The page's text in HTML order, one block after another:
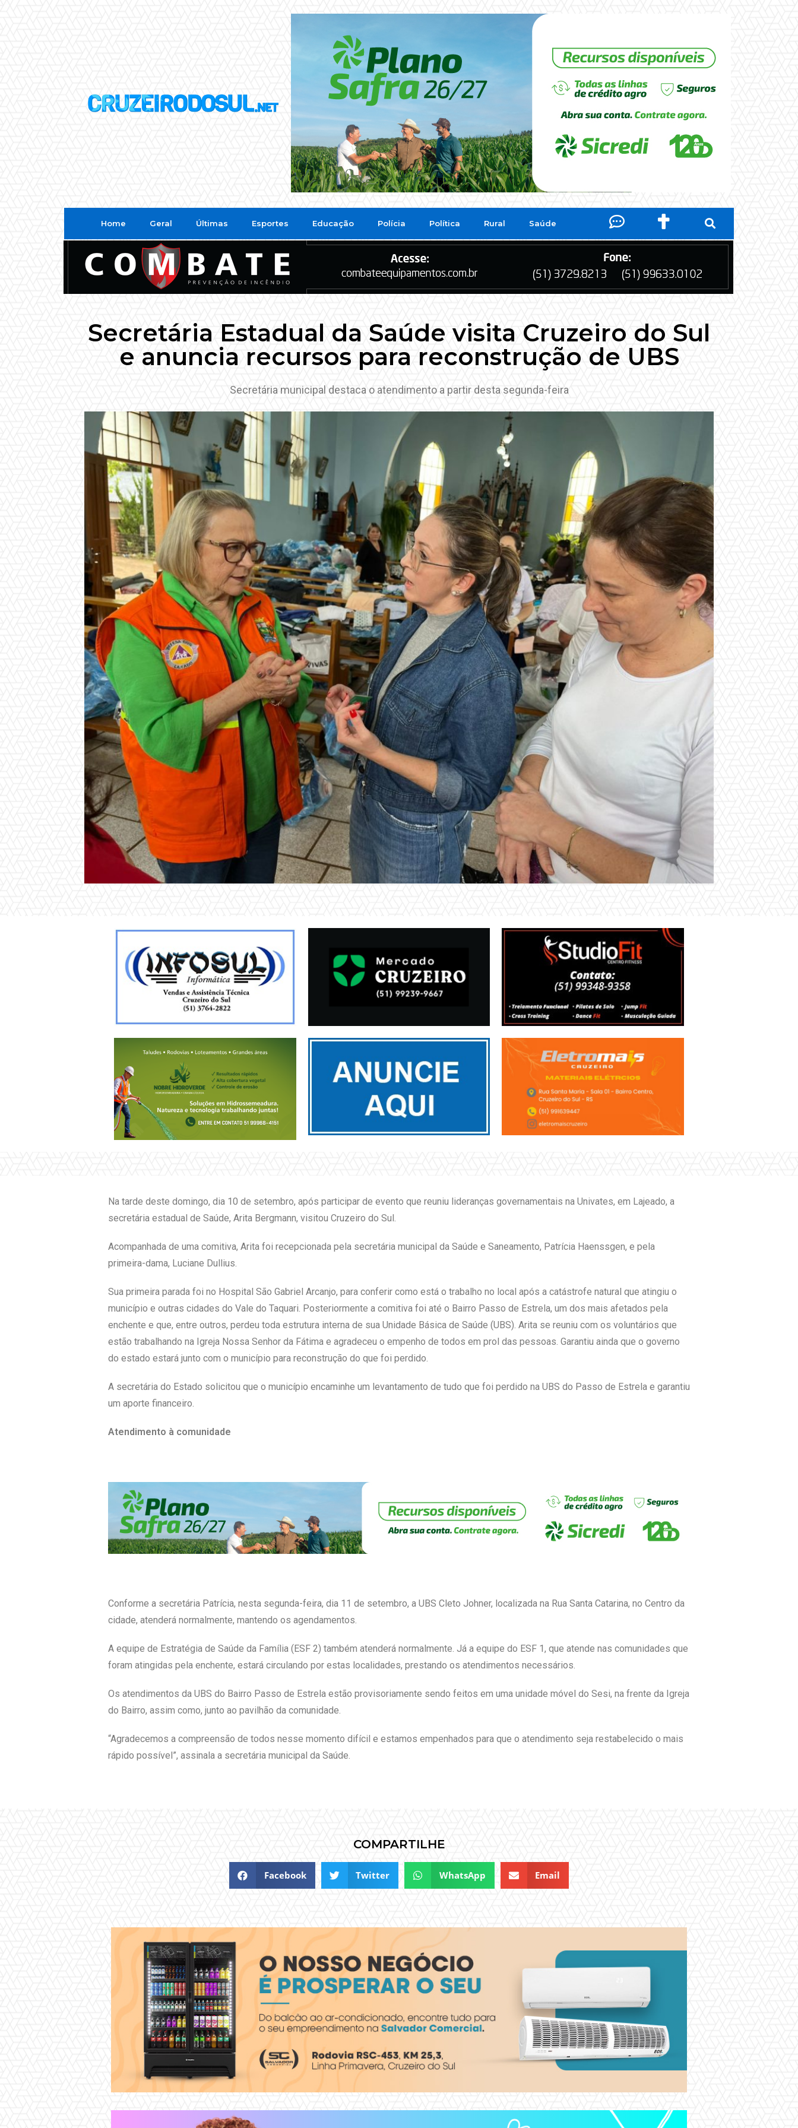
Home Geral Últimas Esportes Educação Polícia Política Rural Saúde
Secretária Estadual da Saúde visita Cruzeiro do Sul
e anuncia recursos para reconstrução de UBS
Secretária municipal destaca o atendimento a partir desta segunda-feira
Na tarde deste domingo, dia 10 de setembro, após participar de evento que reuniu lideranças governamentais na Univates, em Lajeado, a
secretária estadual de Saúde, Arita Bergmann, visitou Cruzeiro do Sul.
Acompanhada de uma comitiva, Arita foi recepcionada pela secretária municipal da Saúde e Saneamento, Patrícia Haenssgen, e pela
primeira-dama, Luciane Dullius.
Sua primeira parada foi no Hospital São Gabriel Arcanjo, para conferir como está o trabalho no local após a catástrofe natural que atingiu o
município e outras cidades do Vale do Taquari. Posteriormente a comitiva foi até o Bairro Passo de Estrela, um dos mais afetados pela
enchente e que, entre outros, perdeu toda estrutura interna de sua Unidade Básica de Saúde (UBS). Arita se reuniu com os voluntários que
estão trabalhando na Igreja Nossa Senhor da Fátima e agradeceu o empenho de todos em prol das pessoas. Garantiu ainda que o governo
do estado estará junto com o município para reconstrução do que foi perdido.
A secretária do Estado solicitou que o município encaminhe um levantamento de tudo que foi perdido na UBS do Passo de Estrela e garantiu
um aporte financeiro.
Atendimento à comunidade
Conforme a secretária Patrícia, nesta segunda-feira, dia 11 de setembro, a UBS Cleto Johner, localizada na Rua Santa Catarina, no Centro da
cidade, atenderá normalmente, mantendo os agendamentos.
A equipe de Estratégia de Saúde da Família (ESF 2) também atenderá normalmente. Já a equipe do ESF 1, que atende nas comunidades que
foram atingidas pela enchente, estará circulando por estas localidades, prestando os atendimentos necessários.
Os atendimentos da UBS do Bairro Passo de Estrela estão provisoriamente sendo feitos em uma unidade móvel do Sesi, na frente da Igreja
do Bairro, assim como, junto ao pavilhão da comunidade.
“Agradecemos a compreensão de todos nesse momento difícil e estamos empenhados para que o atendimento seja restabelecido o mais
rápido possível”, assinala a secretária municipal da Saúde.
COMPARTILHE
Facebook Twitter WhatsApp Email